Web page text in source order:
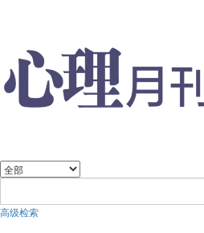
高级检索